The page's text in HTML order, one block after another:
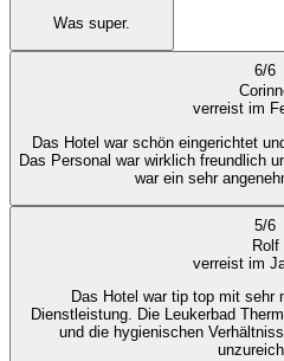
Was super.
6/6
verreist im
Das Hotel war schön eingerichtet
Das Personal war wirklich freundlich
war ein sehr
5/6
Rolf
verreist im
Das Hotel war tip top mit sehr
Dienstleistung. Die Leukerbad
und die hygienischen